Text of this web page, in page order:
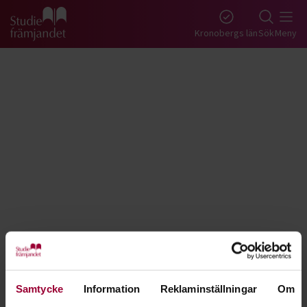
Samtycke Information Reklaminställningar Om
Gå till studiefrämjandets startsida Kronobergs länSökMeny
Tillbaka Lyssna
Design och redesign - Kronoberg
Lär dig mer om formgivning och textildesign hos